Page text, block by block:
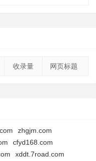
收录量 网页标题
zhgjm.com
cfyd168.com
xddt.7road.com